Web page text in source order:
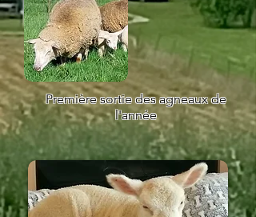
Première sortie des agneaux de
l'année